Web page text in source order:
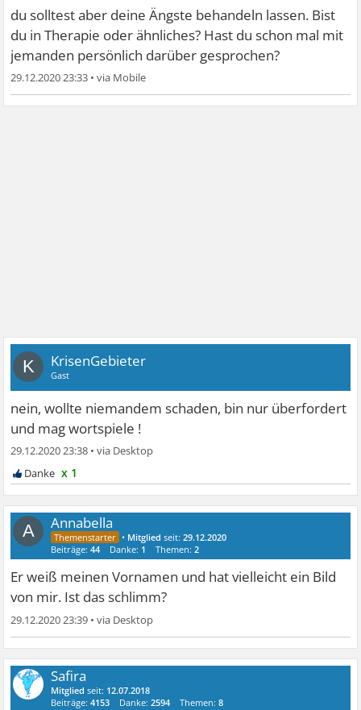
du solltest aber deine Ängste behandeln lassen. Bist
du in Therapie oder ähnliches? Hast du schon mal mit
jemanden persönlich darüber gesprochen?
29.12.2020 23:33 •
K KrisenGebieter
Gast
nein, wollte niemandem schaden, bin nur überfordert
und mag wortspiele !
29.12.2020 23:38 •
x 1
A Annabella
• Mitglied seit:29.12.2020
Beiträge:44 Danke: 1 Themen:2
Er weiß meinen Vornamen und hat vielleicht ein Bild
von mir. Ist das schlimm?
29.12.2020 23:39 •
Safira
Mitglied seit: 12.07.2018
Beiträge:4153 Danke:2594 Themen:8